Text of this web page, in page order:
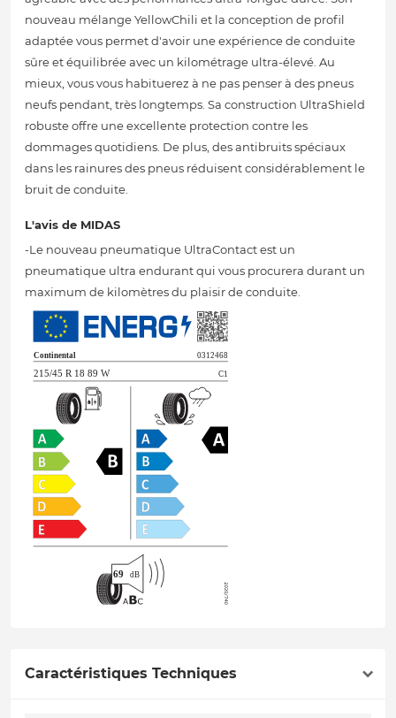
nouveau mélange YellowChili et la conception de profil
adaptée vous permet d'avoir une expérience de conduite
sûre et équilibrée avec un kilométrage ultra-élevé. Au
mieux, vous vous habituerez à ne pas penser à des pneus
neufs pendant, très longtemps. Sa construction UltraShield
robuste offre une excellente protection contre les
dommages quotidiens. De plus, des antibruits spéciaux
dans les rainures des pneus réduisent considérablement le
bruit de conduite.
L'avis de MIDAS
-Le nouveau pneumatique UltraContact est un
pneumatique ultra endurant qui vous procurera durant un
maximum de kilomètres du plaisir de conduite.
Caractéristiques Techniques